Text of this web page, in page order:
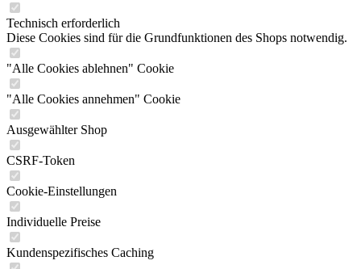
Technisch erforderlich
Diese Cookies sind für die Grundfunktionen des Shops notwendig.
"Alle Cookies ablehnen" Cookie
"Alle Cookies annehmen" Cookie
Ausgewählter Shop
CSRF-Token
Cookie-Einstellungen
Individuelle Preise
Kundenspezifisches Caching